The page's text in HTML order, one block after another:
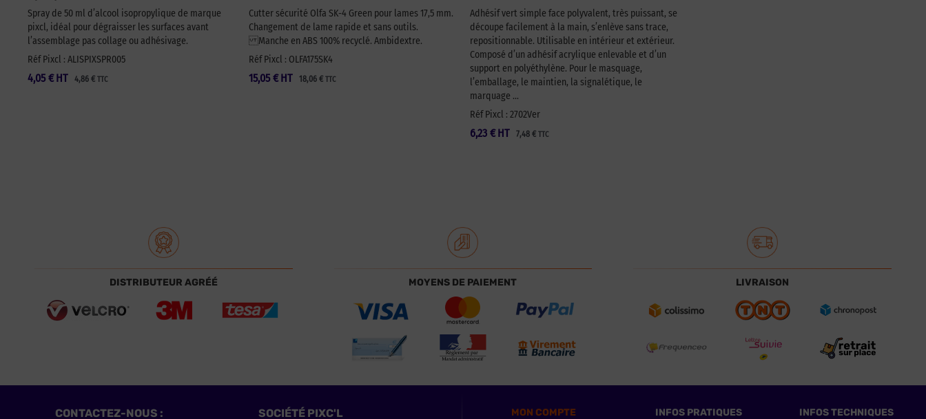
Spray de 50 ml d’alcool isopropylique de marque
pixcl, idéal pour dégraisser les surfaces avant
l’assemblage pas collage ou adhésivage.
Réf Pixcl : ALISPIXSPR005
4,05 € 4,86 € TTC
HT
Cutter sécurité Olfa SK-4 Green pour lames 17,5 mm.
Changement de lame rapide et sans outils.
Manche en ABS 100% recyclé. Ambidextre.
Réf Pixcl : OLFA175SK4
15,05 € 18,06 € TTC
HT
Adhésif vert simple face polyvalent, très puissant, se
découpe facilement à la main, s’enlève sans trace,
repositionnable. Utilisable en intérieur et extérieur.
Composé d’un adhésif acrylique enlevable et d’un
support en polyéthylène. Pour le masquage,
l’emballage, le maintien, la signalétique, le
marquage …
Réf Pixcl : 2702Ver
6,23 € 7,48 € TTC
HT
DISTRIBUTEUR AGRÉÉ MOYENS DE PAIEMENT LIVRAISON
CONTACTEZ-NOUS : SOCIÉTÉ PIXC'L MON COMPTE INFOS PRATIQUES INFOS TECHNIQUES